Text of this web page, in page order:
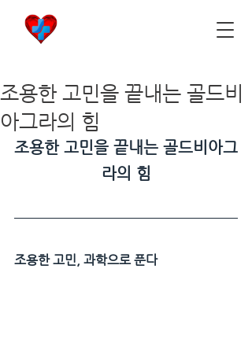
조용한 고민을 끝내는 골드비
아그라의 힘
조용한 고민을 끝내는 골드비아그
라의 힘
조용한 고민, 과학으로 푼다